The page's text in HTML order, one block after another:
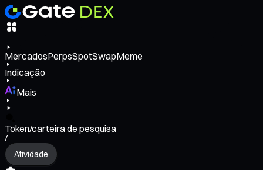
MercadosPerpsSpotSwapMeme
Indicação
Mais
Token/carteira de pesquisa
/
Atividade